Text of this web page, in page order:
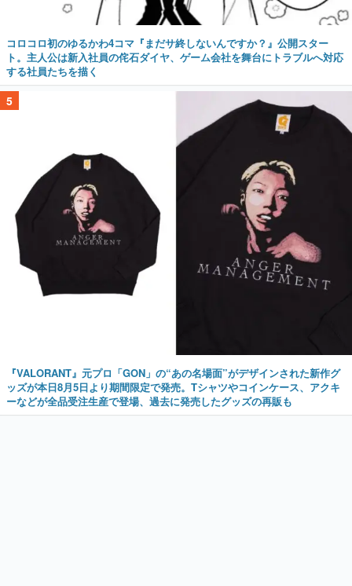
コロコロ初のゆるかわ4コマ『まだサ終しないんですか？』公開スター
ト。主人公は新入社員の侘石ダイヤ、ゲーム会社を舞台にトラブルへ対応
する社員たちを描く
5
『VALORANT』元プロ「GON」の“あの名場面”がデザインされた新作グ
ッズが本日8月5日より期間限定で発売。Tシャツやコインケース、アクキ
ーなどが全品受注生産で登場、過去に発売したグッズの再販も